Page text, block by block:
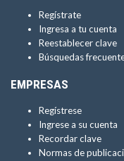
Regístrate
Ingresa a tu cuenta
Reestablecer clave
Búsquedas
EMPRESAS
Regístrese
Ingrese a su cuenta
Recordar clave
Normas de